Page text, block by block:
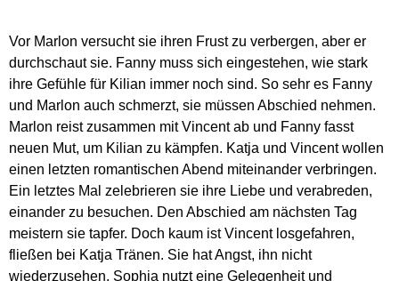
Vor Marlon versucht sie ihren Frust zu verbergen, aber er
durchschaut sie. Fanny muss sich eingestehen, wie stark
ihre Gefühle für Kilian immer noch sind. So sehr es Fanny
und Marlon auch schmerzt, sie müssen Abschied nehmen.
Marlon reist zusammen mit Vincent ab und Fanny fasst
neuen Mut, um Kilian zu kämpfen. Katja und Vincent wollen
einen letzten romantischen Abend miteinander verbringen.
Ein letztes Mal zelebrieren sie ihre Liebe und verabreden,
einander zu besuchen. Den Abschied am nächsten Tag
meistern sie tapfer. Doch kaum ist Vincent losgefahren,
fließen bei Katja Tränen. Sie hat Angst, ihn nicht
wiederzusehen. Sophia nutzt eine Gelegenheit und